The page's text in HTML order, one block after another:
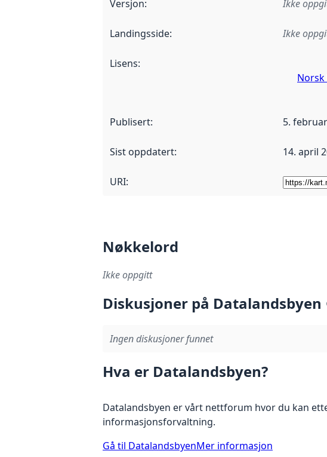
Versjon: Ikke
Landingsside: Ikke
Lisens:
Publisert: 5.
Sist oppdatert: 14. april
URI:
Nøkkelord
Ikke oppgitt
Diskusjoner på Datalandsbyen
Ingen diskusjoner funnet
Hva er Datalandsbyen?
Datalandsbyen er vårt nettforum hvor du kan
informasjonsforvaltning.
Gå til DatalandsbyenMer informasjon